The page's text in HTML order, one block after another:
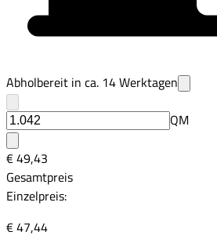
Abholbereit in ca. 14Werktagen
QM
€ 49,43
Gesamtpreis
Einzelpreis:
€ 47,44